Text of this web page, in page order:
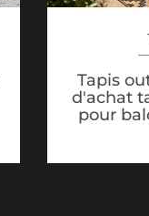
Tapis
d'achat
pour